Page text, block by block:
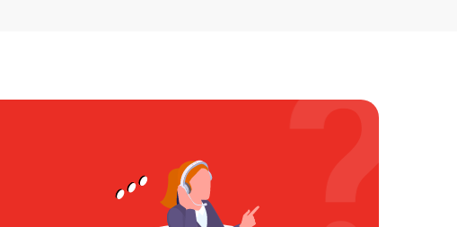
850 р